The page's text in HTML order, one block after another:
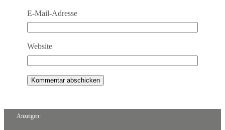
E-Mail-Adresse
Website
Anzeigen: